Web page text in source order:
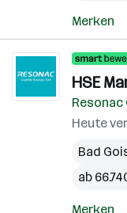
Merken
HSE
Resonac
Heute
Bad
ab
Merken